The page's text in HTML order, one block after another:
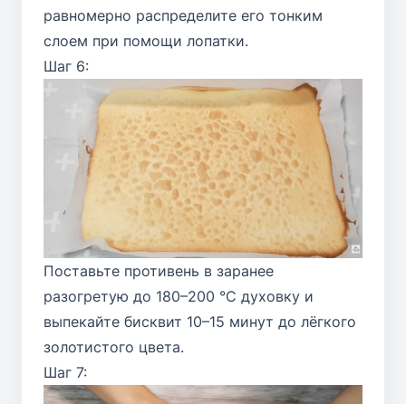
равномерно распределите его тонким
слоем при помощи лопатки.
Шаг 6:
Поставьте противень в заранее
разогретую до 180–200 °C духовку и
выпекайте бисквит 10–15 минут до лёгкого
золотистого цвета.
Шаг 7: